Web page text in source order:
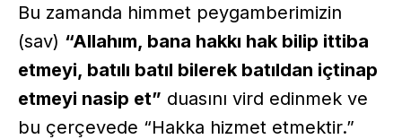
Bu zamanda himmet peygamberimizin
(sav) “Allahım, bana hakkı hak bilip ittiba
etmeyi, batılı batıl bilerek batıldan içtinap
etmeyi nasip et” duasını vird edinmek ve
bu çerçevede “Hakka hizmet etmektir.”